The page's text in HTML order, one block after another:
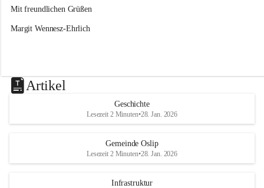
Mit freundlichen Grüßen
Margit Wennesz-Ehrlich
Artikel
Geschichte
Lesezeit 2 Minuten•28. Jan. 2026
Gemeinde Oslip
Lesezeit 2 Minuten•28. Jan. 2026
Infrastruktur